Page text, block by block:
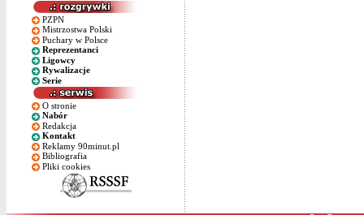
PZPN
Mistrzostwa Polski
Puchary w Polsce
Reprezentanci
Ligowcy
Rywalizacje
Serie
O stronie
Nabór
Redakcja
Kontakt
Reklamy 90minut.pl
Bibliografia
Pliki cookies